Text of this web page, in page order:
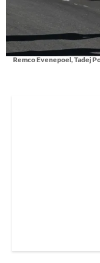
Remco Evenepoel, Tadej